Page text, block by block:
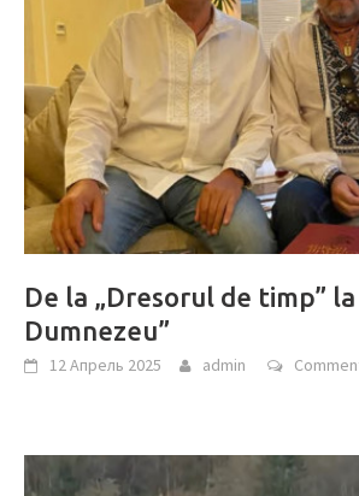
De la „Dresorul de timp”
Dumnezeu”
12 Апрель 2025 admin